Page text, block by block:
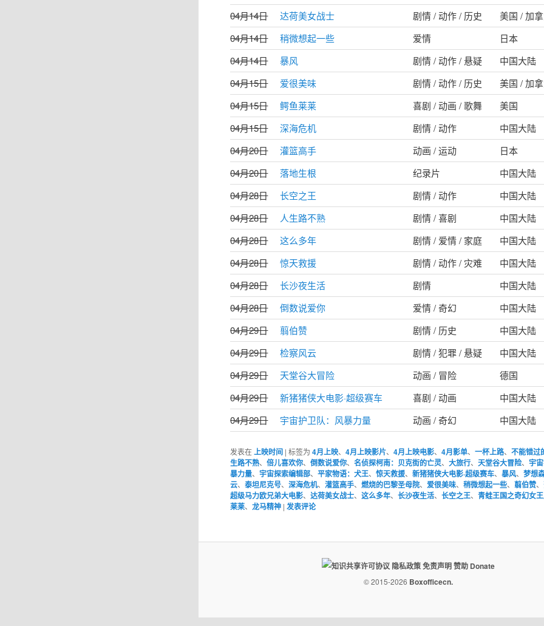
04月14日
达荷美女战士 剧情 / 动作 / 历史
美国 / 加
04月14日
稍微想起一些 爱情
日本
04月14日
暴风 剧情 / 动作 / 悬疑
中国大陆
04月15日
爱很美味 剧情 / 动作 / 历史
美国 / 加
04月15日
鳄鱼莱莱 喜剧 / 动画 / 歌舞
美国
04月15日
深海危机 剧情 / 动作
中国大陆
04月20日
灌篮高手 动画 / 运动
日本
04月20日
落地生根 纪录片
中国大陆
04月28日
长空之王 剧情 / 动作
中国大陆
04月28日
人生路不熟 剧情 / 喜剧
中国大陆
04月28日
这么多年 剧情 / 爱情 / 家庭
中国大陆
04月28日
惊天救援 剧情 / 动作 / 灾难
中国大陆
04月28日
长沙夜生活 剧情
中国大陆
04月28日
倒数说爱你 爱情 / 奇幻
中国大陆
04月29日
翦伯赞 剧情 / 历史
中国大陆
04月29日
检察风云 剧情 / 犯罪 / 悬疑
中国大陆
04月29日
天堂谷大冒险 动画 / 冒险
德国
04月29日
新猪猪侠大电影·超级赛车 喜剧 / 动画
中国大陆
04月29日
宇宙护卫队：风暴力量 动画 / 奇幻 中国大陆
发表在 上映时间 |标签为 4月上映、4月上映影片、4月上映电影、4月影单、一杯上路、不能错过
生路不熟、倍儿喜欢你、倒数说爱你、名侦探柯南：贝克街的亡灵、大旅行、天堂谷大冒险、宇
暴力量、宇宙探索编辑部、平家物语：犬王、惊天救援、新猪猪侠大电影·超级赛车、暴风、梦想
云、泰坦尼克号、深海危机、灌篮高手、燃烧的巴黎圣母院、 爱很美味、稍微想起一些、翦伯赞、
超级马力欧兄弟大电影、达荷美女战士、这么多年、长沙夜生活、长空之王、青蛙王国之奇幻女
莱莱、龙马精神 |发表评论
隐私政策免责声明赞助 Donate
© 2015-2026 Boxofficecn.